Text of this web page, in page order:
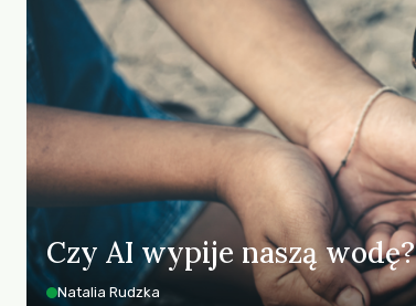
Czy AI wypije naszą wodę?
Natalia Rudzka